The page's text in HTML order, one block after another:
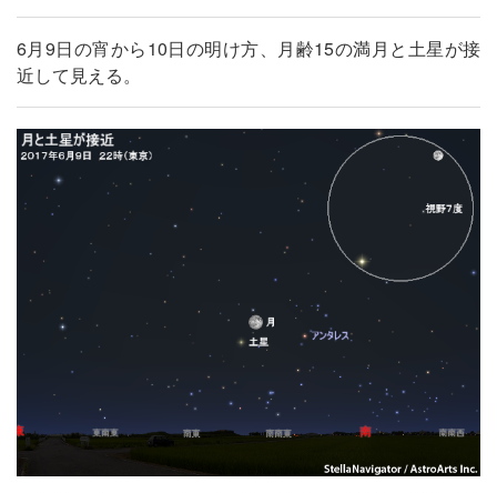
6月9日の宵から10日の明け方、月齢15の満月と土星が接
近して見える。